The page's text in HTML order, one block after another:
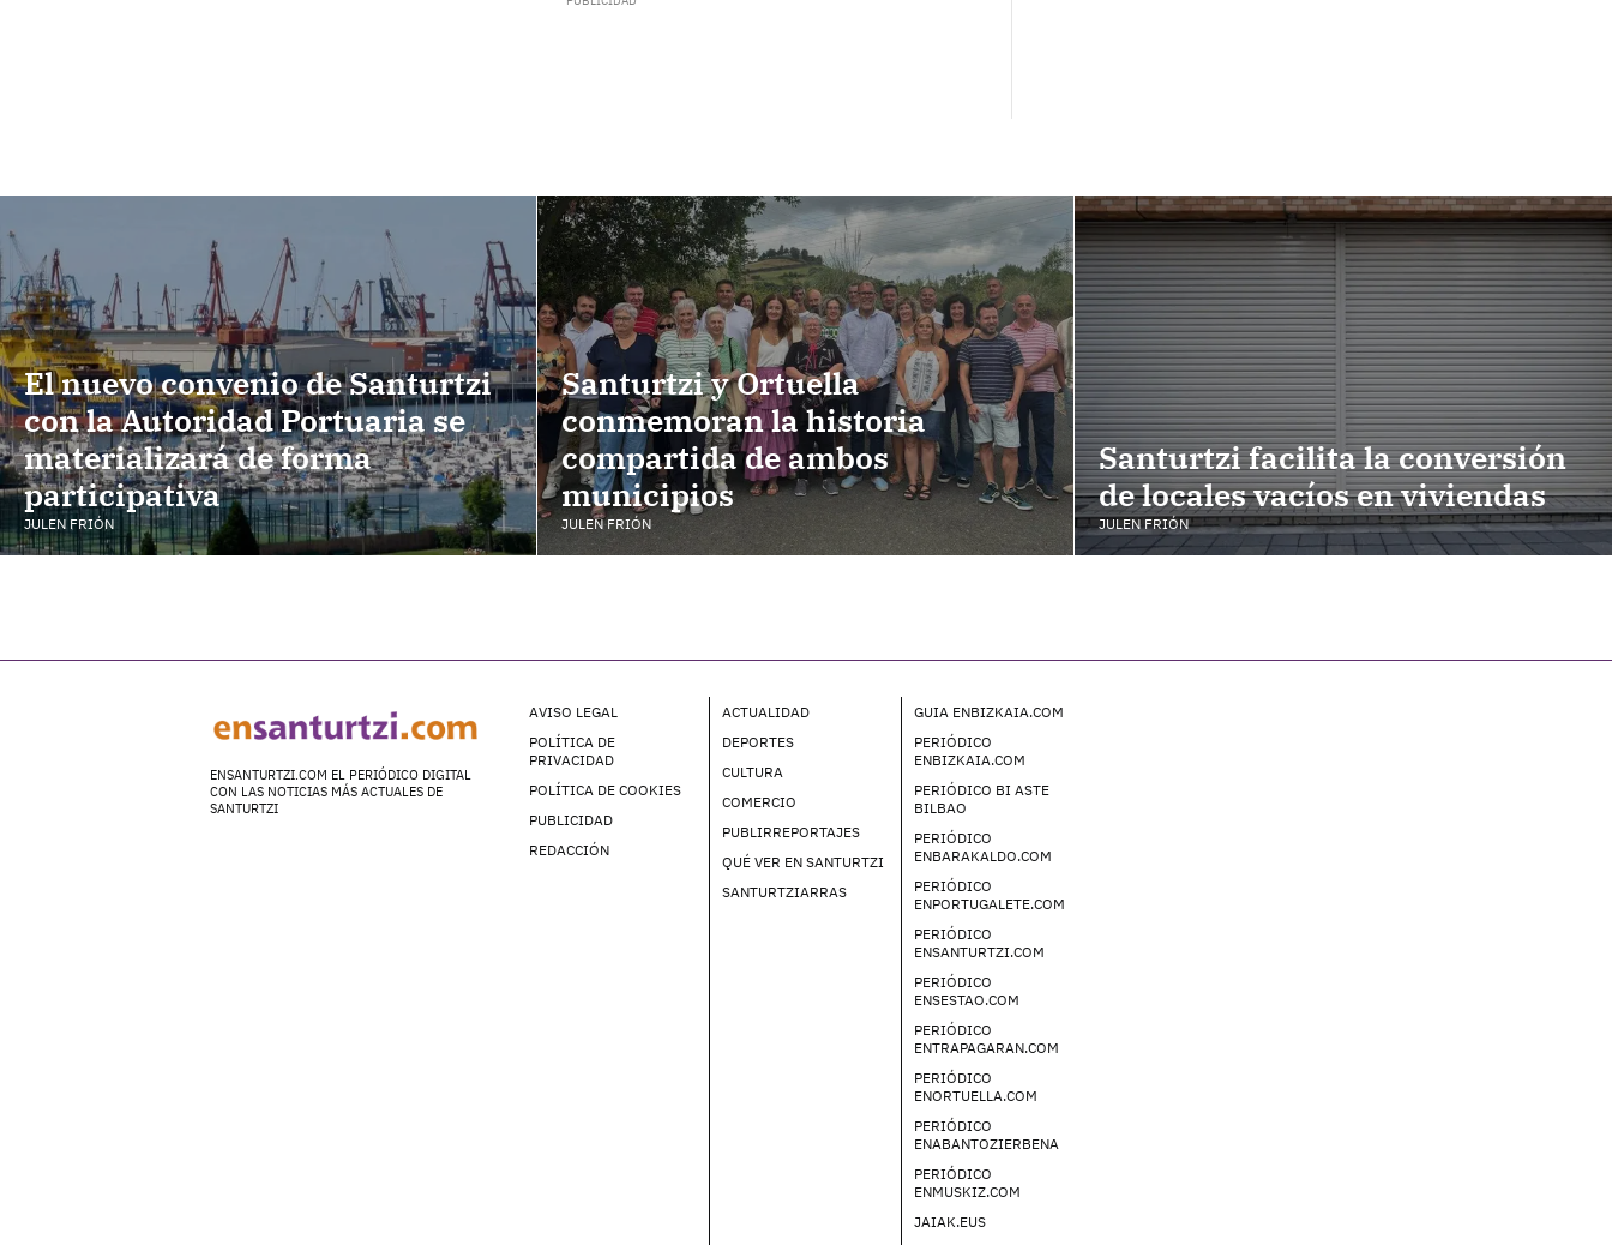
El nuevo convenio de Santurtzi
con la Autoridad Portuaria se
materializará de forma
participativa
JULEN FRIÓN
Santurtzi y Ortuella
conmemoran la historia
compartida de ambos
municipios
JULEN FRIÓN
Santurtzi facilita la conversión
de locales vacíos en viviendas
JULEN FRIÓN
ENSANTURTZI.COM EL PERIÓDICO DIGITAL
CON LAS NOTICIAS MÁS ACTUALES DE
SANTURTZI
AVISO LEGAL
POLÍTICA DE
PRIVACIDAD
POLÍTICA DE COOKIES
PUBLICIDAD
REDACCIÓN
ACTUALIDAD
DEPORTES
CULTURA
COMERCIO
PUBLIRREPORTAJES
QUÉ VER EN SANTURTZI
SANTURTZIARRAS
GUIA ENBIZKAIA.COM
PERIÓDICO
ENBIZKAIA.COM
PERIÓDICO BI ASTE
BILBAO
PERIÓDICO
ENBARAKALDO.COM
PERIÓDICO
ENPORTUGALETE.COM
PERIÓDICO
ENSANTURTZI.COM
PERIÓDICO
ENSESTAO.COM
PERIÓDICO
ENTRAPAGARAN.COM
PERIÓDICO
ENORTUELLA.COM
PERIÓDICO
ENABANTOZIERBENA
PERIÓDICO
ENMUSKIZ.COM
JAIAK.EUS